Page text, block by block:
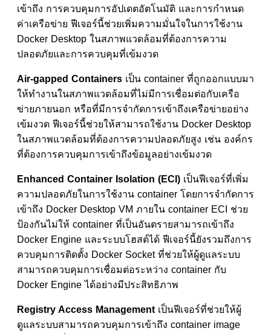
เข้าถึง การควบคุมการอัปเดตอัตโนมัติ และการกำหนด
ค่าเครือข่าย ฟีเจอร์นี้ช่วยเพิ่มความมั่นใจในการใช้งาน
Docker Desktop ในสภาพแวดล้อมที่ต้องการความ
ปลอดภัยและการควบคุมที่เข้มงวด
Air-gapped Containers เป็น container ที่ถูกออกแบบมา
ให้ทำงานในสภาพแวดล้อมที่ไม่มีการเชื่อมต่อกับเครือ
ข่ายภายนอก หรือที่มีการจำกัดการเข้าถึงเครือข่ายอย่าง
เข้มงวด ฟีเจอร์นี้ช่วยให้สามารถใช้งาน Docker Desktop
ในสภาพแวดล้อมที่ต้องการความปลอดภัยสูง เช่น องค์กร
ที่ต้องการควบคุมการเข้าถึงข้อมูลอย่างเข้มงวด
Enhanced Container Isolation (ECI) เป็นฟีเจอร์ที่เพิ่ม
ความปลอดภัยในการใช้งาน container โดยการจำกัดการ
เข้าถึง Docker Desktop VM ภายใน container ECI ช่วย
ป้องกันไม่ให้ container ที่เป็นอันตรายสามารถเข้าถึง
Docker Engine และระบบโฮสต์ได้ ฟีเจอร์นี้ยังรวมถึงการ
ควบคุมการติดตั้ง Docker Socket ที่ช่วยให้ผู้ดูแลระบบ
สามารถควบคุมการเชื่อมต่อระหว่าง container กับ
Docker Engine ได้อย่างมีประสิทธิภาพ
Registry Access Management เป็นฟีเจอร์ที่ช่วยให้ผู้
ดูแลระบบสามารถควบคุมการเข้าถึง container image